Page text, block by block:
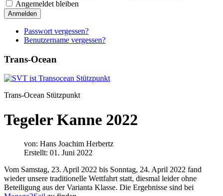
Angemeldet bleiben
Anmelden
Passwort vergessen?
Benutzername vergessen?
Trans-Ocean
Trans-Ocean Stützpunkt
Tegeler Kanne 2022
von: Hans Joachim Herbertz
Erstellt: 01. Juni 2022
Vom Samstag, 23. April 2022 bis Sonntag, 24. April 2022 fand
wieder unsere traditionelle Wettfahrt statt, diesmal leider ohne
Beteiligung aus der Varianta Klasse. Die Ergebnisse sind bei